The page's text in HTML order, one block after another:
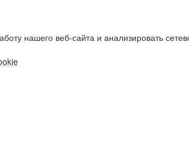
нашего веб-сайта и анализировать